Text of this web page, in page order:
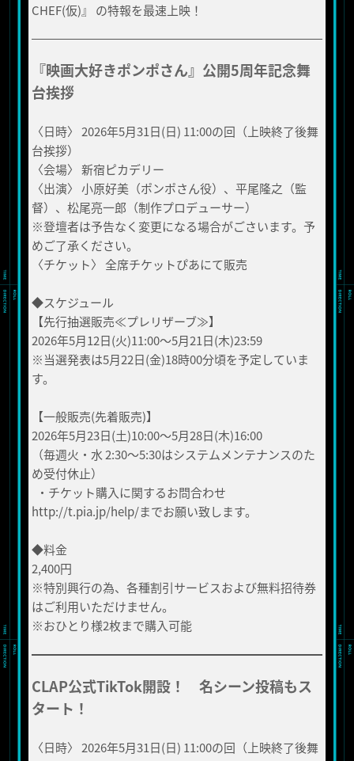
CHEF(仮)』 の特報を最速上映！
『映画大好きポンポさん』公開5周年記念舞
台挨拶
〈日時〉 2026年5月31日(日) 11:00の回（上映終了後舞
台挨拶）
〈会場〉 新宿ピカデリー
〈出演〉 小原好美（ポンポさん役）、平尾隆之（監
督）、松尾亮一郎（制作プロデューサー）
※登壇者は予告なく変更になる場合がごさいます。予
めご了承ください。
〈チケット〉 全席チケットぴあにて販売
◆スケジュール
【先行抽選販売≪プレリザーブ≫】
2026年5月12日(火)11:00～5月21日(木)23:59
※当選発表は5月22日(金)18時00分頃を予定していま
す。
【一般販売(先着販売)】
2026年5月23日(土)10:00～5月28日(木)16:00
（毎週火・水 2:30〜5:30はシステムメンテナンスのた
め受付休止）
・チケット購入に関するお問合わせ
http://t.pia.jp/help/までお願い致します。
◆料金
2,400円
※特別興行の為、各種割引サービスおよび無料招待券
はご利用いただけません。
※おひとり様2枚まで購入可能
CLAP公式TikTok開設！ 名シーン投稿もス
タート！
〈日時〉 2026年5月31日(日) 11:00の回（上映終了後舞